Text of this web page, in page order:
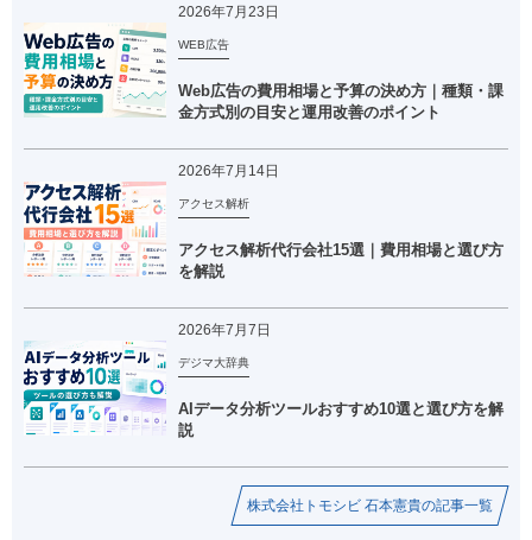
2026年7月23日
WEB広告
Web広告の費用相場と予算の決め方｜種類・課
金方式別の目安と運用改善のポイント
2026年7月14日
アクセス解析
アクセス解析代行会社15選｜費用相場と選び方
を解説
2026年7月7日
デジマ大辞典
AIデータ分析ツールおすすめ10選と選び方を解
説
株式会社トモシビ 石本憲貴の記事一覧